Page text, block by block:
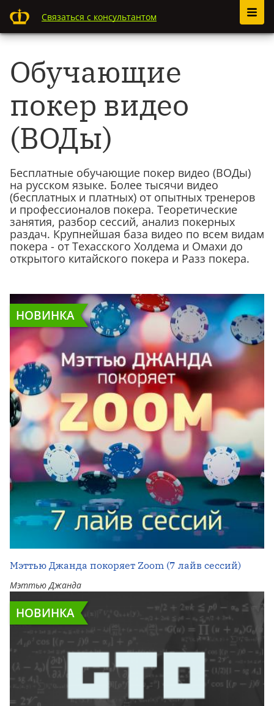
Связаться с консультантом
Обучающие
покер видео
(ВОДы)
Бесплатные обучающие покер видео (ВОДы)
на русском языке. Более тысячи видео
(бесплатных и платных) от опытных тренеров
и профессионалов покера. Теоретические
занятия, разбор сессий, анализ покерных
раздач. Крупнейшая база видео по всем видам
покера - от Техасского Холдема и Омахи до
открытого китайского покера и Разз покера.
Мэттью Джанда покоряет Zoom (7 лайв сессий)
Мэттью Джанда
НОВИНКА
НОВИНКА